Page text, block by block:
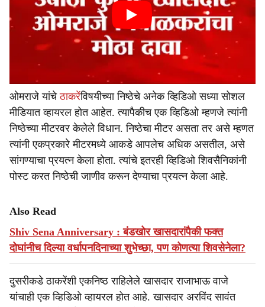
ओमराजे यांचेठाकरेंविषयीच्या निष्ठेचे अनेक व्हिडिओ सध्या सोशल
मीडियात व्हायरल होत आहेत. त्यापैकीच एक व्हिडिओ म्हणजे त्यांनी
निष्ठेच्या मीटरवर केलेले विधान. निष्ठेचा मीटर असता तर असे म्हणत
त्यांनी एकप्रकारे मीटरमध्ये आकडे आपलेच अधिक असतील, असे
सांगण्याचा प्रयत्न केला होता. त्यांचे इतरही व्हिडिओ शिवसैनिकांनी
पोस्ट करत निष्ठेची जाणीव करून देण्याचा प्रयत्न केला आहे.
Also Read
Shiv Sena Anniversary : बंडखोर खासदारांपैकी फक्त
दोघांनीच दिल्या वर्धापनदिनाच्या शुभेच्छा, पण कोणत्या शिवसेनेला?
दुसरीकडे ठाकरेंशी एकनिष्ठ राहिलेले खासदार राजाभाऊ वाजे
यांचाही एक व्हिडिओ व्हायरल होत आहे. खासदार अरविंद सावंत